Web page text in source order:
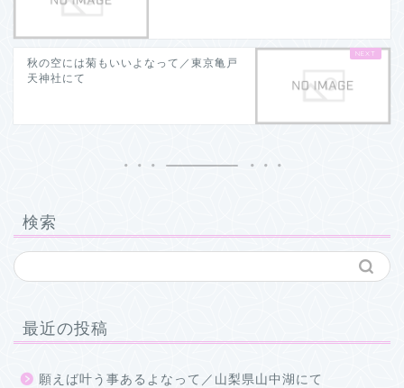
秋の空には菊もいいよなって／東京亀戸
天神社にて
検索
最近の投稿
願えば叶う事あるよなって／山梨県山中湖にて